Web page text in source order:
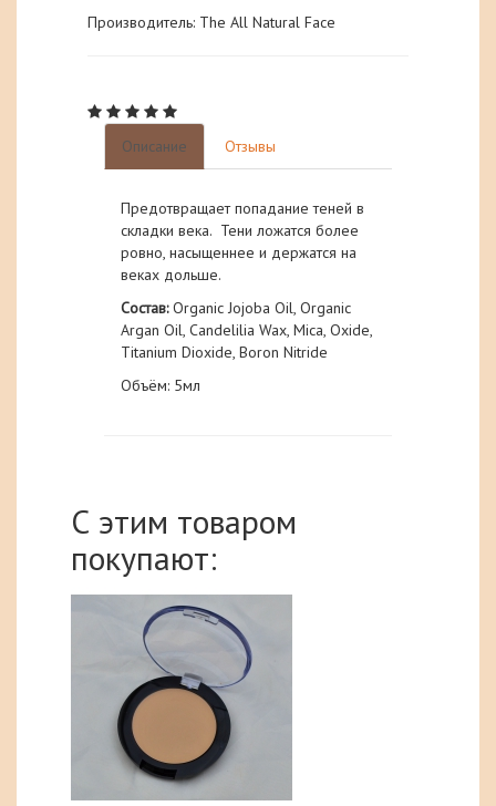
Производитель: The All Natural Face
Описание Отзывы
Предотвращает попадание теней в
складки века. Тени ложатся более
ровно, насыщеннее и держатся на
веках дольше.
Состав:Organic Jojoba Oil, Organic
Argan Oil, Candelilia Wax, Mica, Oxide,
Titanium Dioxide, Boron Nitride
Объём: 5мл
С этим товаром
покупают: